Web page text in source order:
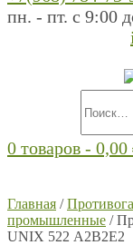
пн. - пт. с 9:00
0 товаров - 0,00
Главная /
промышленные /
UNIX 522 А2В2Е2